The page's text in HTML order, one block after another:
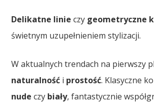
Delikatne linie czy geometryczne
świetnym uzupełnieniem stylizacji.
W aktualnych trendach na pierwszy
naturalność i prostość. Klasyczne
nude czy biały, fantastycznie